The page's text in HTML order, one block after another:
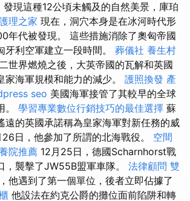
現這種12公頃未觸及的自然美景，庫珀
理之家 現在，洞穴本身是在冰河時代形
年代被發現。 這些措施消除了奧匈帝國
牙利空軍建立一段時間。 葬儀社 養生村
世界燃燒之後，大英帝國的瓦解和英國
家海軍規模和能力的減少。 護照換發 產
seo 美國海軍接管了其較早的全球
。 學習專業數位行銷技巧的最佳選擇 蘇
遠的英國承諾稱為皇家海軍對新任務的威
日，他參加了所謂的北海戰役。 空間
院推薦 12月25日，德國Scharnhorst戰
，襲擊了JW55B盟軍車隊。 法律顧問 雙
他遇到了第一個單位，後者立即佔據了
他設法在約克公爵的攤位面前陷阱和轉